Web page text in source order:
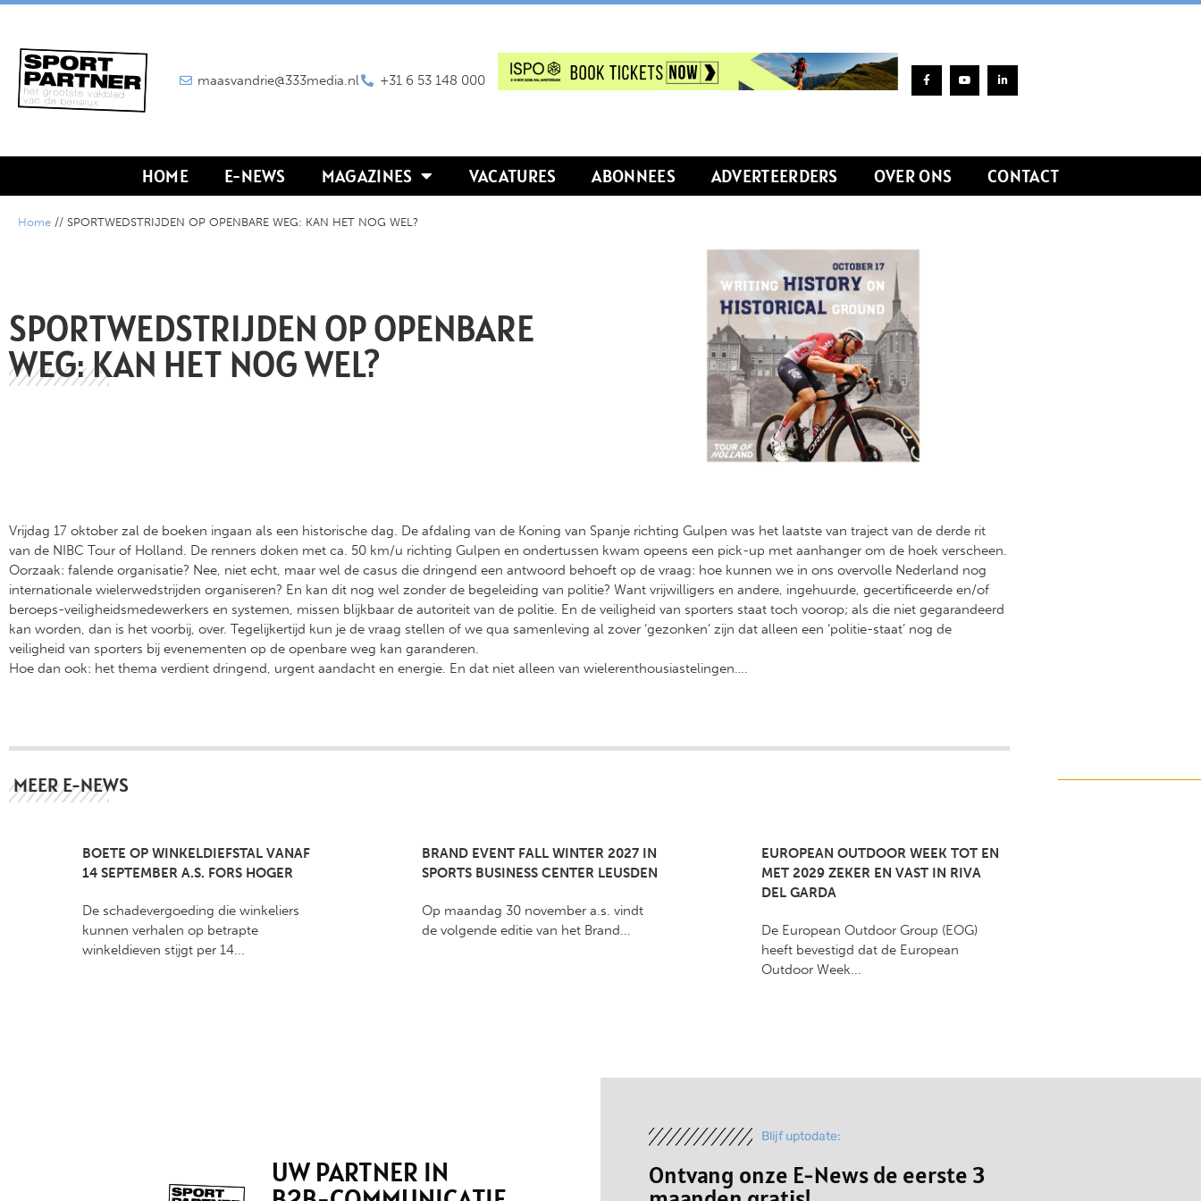
maasvandrie@333media.nl +31 6 53 148 000
HOME E-NEWS MAGAZINES VACATURES ABONNEES ADVERTEERDERS OVER ONS CONTACT
Home // SPORTWEDSTRIJDEN OP OPENBARE WEG: KAN HET NOG WEL?
SPORTWEDSTRIJDEN OP OPENBARE
WEG: KAN HET NOG WEL?
Vrijdag 17 oktober zal de boeken ingaan als een historische dag. De afdaling van de Koning van Spanje richting Gulpen was het laatste van traject van de derde rit
van de NIBC Tour of Holland. De renners doken met ca. 50 km/u richting Gulpen en ondertussen kwam opeens een pick-up met aanhanger om de hoek verscheen.
Oorzaak: falende organisatie? Nee, niet echt, maar wel de casus die dringend een antwoord behoeft op de vraag: hoe kunnen we in ons overvolle Nederland nog
internationale wielerwedstrijden organiseren? En kan dit nog wel zonder de begeleiding van politie? Want vrijwilligers en andere, ingehuurde, gecertificeerde en/of
beroeps-veiligheidsmedewerkers en systemen, missen blijkbaar de autoriteit van de politie. En de veiligheid van sporters staat toch voorop; als die niet gegarandeerd
kan worden, dan is het voorbij, over. Tegelijkertijd kun je de vraag stellen of we qua samenleving al zover ‘gezonken’ zijn dat alleen een ‘politie-staat’ nog de
veiligheid van sporters bij evenementen op de openbare weg kan garanderen.
Hoe dan ook: het thema verdient dringend, urgent aandacht en energie. En dat niet alleen van wielerenthousiastelingen….
MEER E-NEWS
BOETE OP WINKELDIEFSTAL VANAF
14 SEPTEMBER A.S. FORS HOGER
De schadevergoeding die winkeliers
kunnen verhalen op betrapte
winkeldieven stijgt per 14...
BRAND EVENT FALL WINTER 2027 IN
SPORTS BUSINESS CENTER LEUSDEN
Op maandag 30 november a.s. vindt
de volgende editie van het Brand...
EUROPEAN OUTDOOR WEEK TOT EN
MET 2029 ZEKER EN VAST IN RIVA
DEL GARDA
De European Outdoor Group (EOG)
heeft bevestigd dat de European
Outdoor Week...
UW PARTNER IN
Blijf uptodate:
Ontvang onze E-News de eerste 3